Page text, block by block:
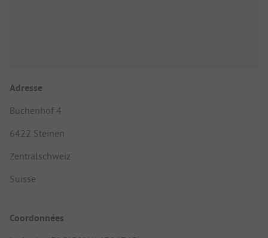
Adresse
Buchenhof 4
6422 Steinen
Zentralschweiz
Suisse
Coordonnées